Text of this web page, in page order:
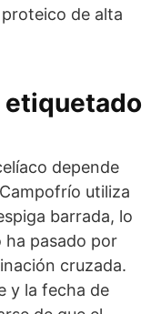
de alta
depende
utiliza
barrada, lo
ha pasado por
cruzada.
y la fecha de